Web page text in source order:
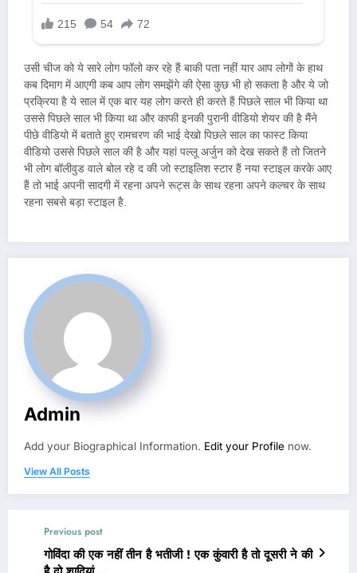
उसी चीज को ये सारे लोग फॉलो कर रहे हैं बाकी पता नहीं यार आप लोगों के हाथ
कब दिमाग में आएगी कब आप लोग समझेंगे की ऐसा कुछ भी हो सकता है और ये जो
प्रक्रिया है ये साल में एक बार यह लोग करते ही करते हैं पिछले साल भी किया था
उससे पिछले साल भी किया था और काफी इनकी पुरानी वीडियो शेयर की है मैंने
पीछे वीडियो में बताते हुए रामचरण की भाई देखो पिछले साल का फास्ट किया
वीडियो उससे पिछले साल की है और यहां पल्लू अर्जुन को देख सकते हैं तो जितने
भी लोग बॉलीवुड वाले बोल रहे द की जो स्टाइलिश स्टार हैं नया स्टाइल करके आए
हैं तो भाई अपनी सादगी में रहना अपने रूट्स के साथ रहना अपने कल्चर के साथ
रहना सबसे बड़ा स्टाइल है.
Admin
Add your Biographical Information. Edit your Profile now.
View All Posts
Previous post
गोविंदा की एक नहीं तीन है भतीजी ! एक कुंवारी है तो दूसरी ने की